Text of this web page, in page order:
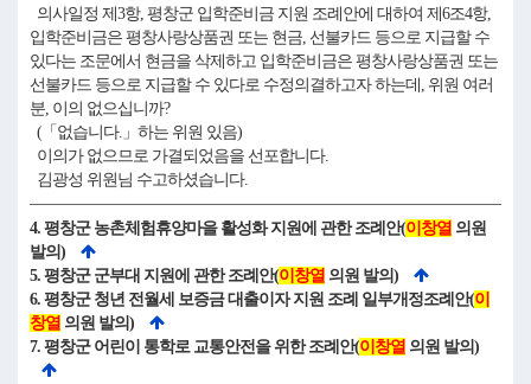
의사일정 제3항, 평창군 입학준비금 지원 조례안에 대하여 제6조4항,
입학준비금은 평창사랑상품권 또는 현금, 선불카드 등으로 지급할 수
있다는 조문에서 현금을 삭제하고 입학준비금은 평창사랑상품권 또는
선불카드 등으로 지급할 수 있다로 수정의결하고자 하는데, 위원 여러
분, 이의 없으십니까?
(「없습니다.」하는 위원 있음)
이의가 없으므로 가결되었음을 선포합니다.
김광성 위원님 수고하셨습니다.
4. 평창군 농촌체험휴양마을 활성화 지원에 관한 조례안(이창열 의원
발의)
5. 평창군 군부대 지원에 관한 조례안(이창열 의원 발의)
6. 평창군 청년 전월세 보증금 대출이자 지원 조례 일부개정조례안(이
창열 의원 발의)
7. 평창군 어린이 통학로 교통안전을 위한 조례안(이창열 의원 발의)